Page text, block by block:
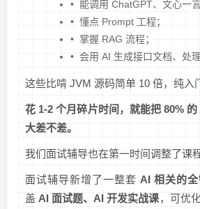
• 能调用 ChatGPT、文心一言
• 懂点 Prompt 工程；
• 掌握 RAG 流程；
• 会用 AI 生成接口文档、处理
这些比啃 JVM 源码简单 10 倍，纯入
花 1-2 个月碎片时间，就能把 80%
大差不差。
我们面试辅导也在第一时间调整了课
面试辅导新增了一整套 AI 相关的
盖 AI 面试题、AI 开发实战课，可优